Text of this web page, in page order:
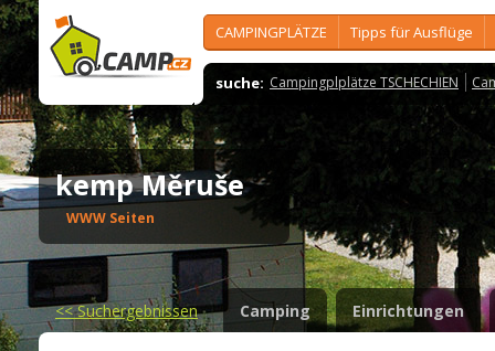
CAMPINGPLÄTZE Tipps für Ausflüge
suche: Campingplplätze TSCHECHIEN
kemp Měruše
WWW Seiten
<<Suchergebnissen Camping Einrichtungen